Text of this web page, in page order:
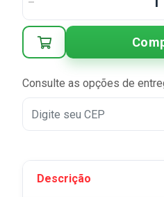
Consulte as opções de
Descrição